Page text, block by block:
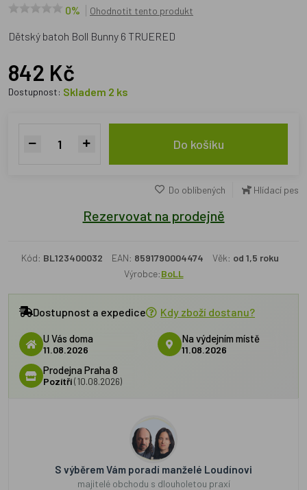
0% Ohodnotit tento produkt
Dětský batoh Boll Bunny 6 TRUERED
842 Kč
Dostupnost: Skladem 2 ks
Do košíku
Do oblíbených Hlídací pes
Rezervovat na prodejně
Kód: BL123400032 EAN: 8591790004474 Věk: od 1,5 roku
Výrobce:BoLL
Dostupnost a expedice Kdy zboží dostanu?
U Vás doma
11.08.2026
Na výdejním místě
11.08.2026
Prodejna Praha 8
Pozítří(10.08.2026)
S výběrem Vám poradí manželé Loudínovi
majitelé obchodu s dlouholetou praxí